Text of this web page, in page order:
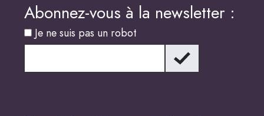
Abonnez-vous à la newsletter :
Je ne suis pas un robot